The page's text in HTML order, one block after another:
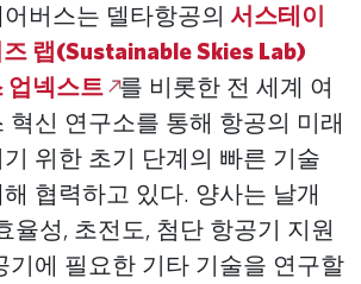
버스는 델타항공의 서스테이
랩(Sustainable Skies Lab)
업넥스트 를 비롯한 전 세계 여
혁신 연구소를 통해 항공의 미래
위한 초기 단계의 빠른 기술
협력하고 있다. 양사는 날개
율성, 초전도, 첨단 항공기 지원
기에 필요한 기타 기술을 연구할